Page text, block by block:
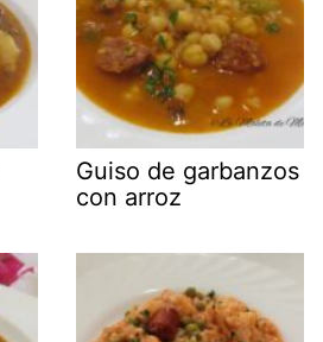
Guiso de garbanzos
con arroz